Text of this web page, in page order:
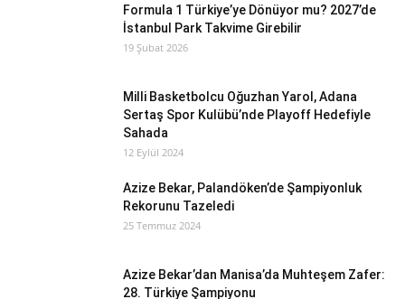
Formula 1 Türkiye’ye Dönüyor mu? 2027’de
İstanbul Park Takvime Girebilir
19 Şubat 2026
Milli Basketbolcu Oğuzhan Yarol, Adana
Sertaş Spor Kulübü’nde Playoff Hedefiyle
Sahada
12 Eylül 2024
Azize Bekar, Palandöken’de Şampiyonluk
Rekorunu Tazeledi
25 Temmuz 2024
Azize Bekar’dan Manisa’da Muhteşem Zafer:
28. Türkiye Şampiyonu